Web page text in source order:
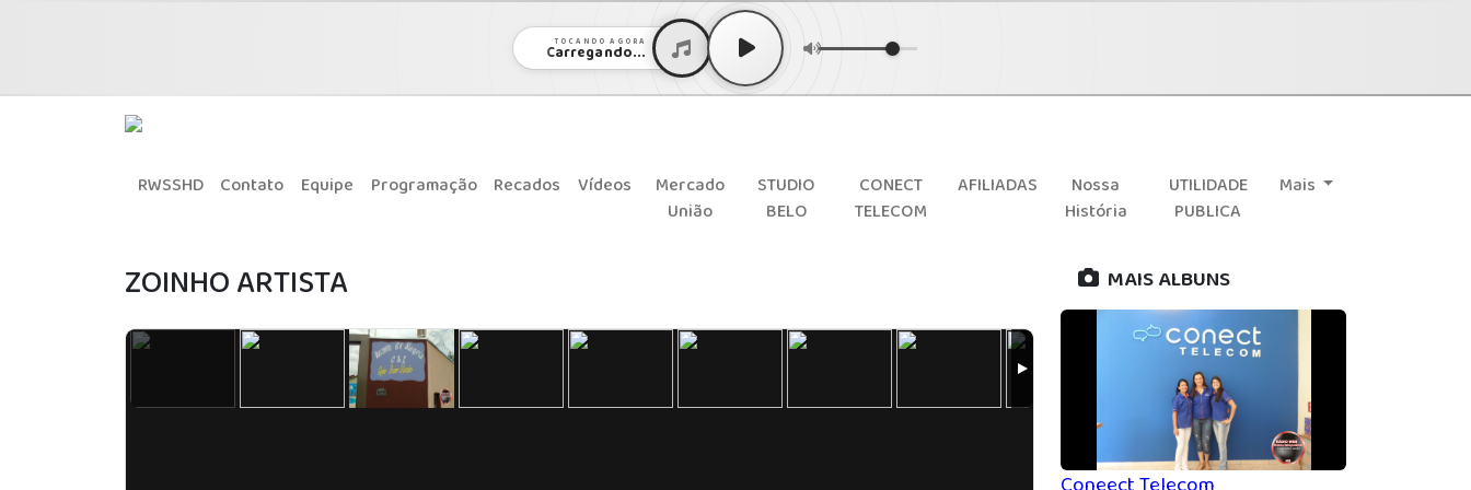
TOCANDO AGORA
Carregando...
RWSSHD Contato Equipe Programação Recados Vídeos
Mercado
União
STUDIO
BELO
CONECT
TELECOM
AFILIADAS
Nossa
História
UTILIDADE
PUBLICA
Mais
ZOINHO ARTISTA MAIS ALBUNS